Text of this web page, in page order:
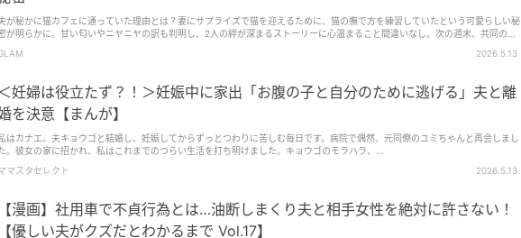
が秘かに猫カフェに通っていた理由とは？妻にサプライズで猫を迎えるために、猫の撫で方を練習していたという可愛らしい秘
が明らかに。甘い匂いやニヤニヤの訳も判明し、2人の絆が深まるストーリーに心温まること間違いなし。次の週末、共同の冒
2026.5.13
＜妊婦は役立たず？！＞妊娠中に家出「お腹の子と自分のために逃げる」夫と離
を決意【まんが】
はカナエ。夫キョウゴと結婚し、妊娠してからずっとつわりに苦しむ毎日です。病院で偶然、元同僚のユミちゃんと再会しまし
。彼女の家に招かれ、私はこれまでのつらい生活を打ち明けました。キョウゴのモラハラ、…
マスタセレクト
2026.5.13
【漫画】社用車で不貞行為とは…油断しまくり夫と相手女性を絶対に許さない！
【優しい夫がクズだとわかるまで Vol.17】